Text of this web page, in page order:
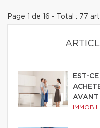
Page 1 de 16 - Total : 77
EST-
AVANT